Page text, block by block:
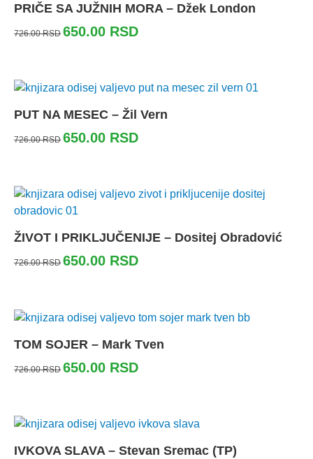
PRIČE SA JUŽNIH MORA – Džek London
726.00RSD 650.00 RSD
PUT NA MESEC – Žil Vern
726.00RSD 650.00 RSD
ŽIVOT I PRIKLJUČENIJE – Dositej Obradović
726.00RSD 650.00 RSD
TOM SOJER – Mark Tven
726.00RSD 650.00 RSD
IVKOVA SLAVA – Stevan Sremac (TP)